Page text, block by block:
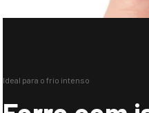
Ideal para o frio intenso